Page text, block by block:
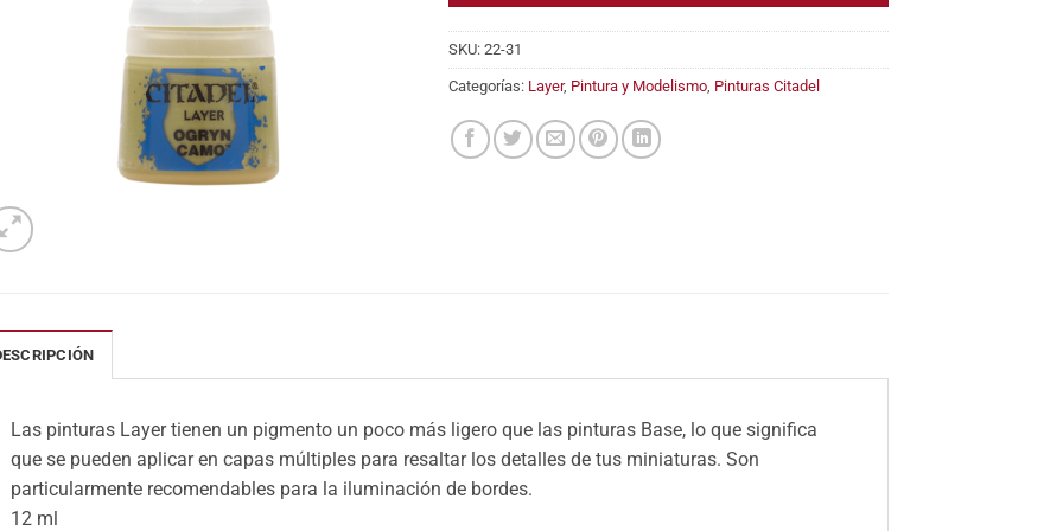
SKU:22-31
Categorías: Layer, Pintura y Modelismo, Pinturas Citadel
Las pinturas Layer tienen un pigmento un poco más ligero que las pinturas Base, lo que significa
que se pueden aplicar en capas múltiples para resaltar los detalles de tus miniaturas. Son
particularmente recomendables para la iluminación de bordes.
12 ml